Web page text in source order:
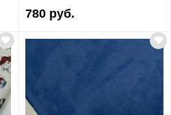
780 руб.